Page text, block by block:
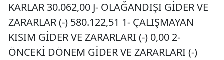
KARLAR 30.062,00 J- OLAĞANDIŞI GİDER VE
ZARARLAR (-) 580.122,51 1- ÇALIŞMAYAN
KISIM GİDER VE ZARARLARI (-) 0,00 2-
ÖNCEKİ DÖNEM GİDER VE ZARARLARI (-)